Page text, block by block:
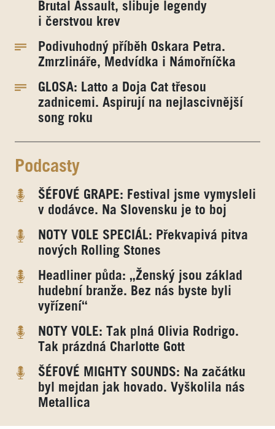
Brutal Assault, slibuje legendy
i čerstvou krev
Podivuhodný příběh Oskara Petra.
Zmrzlináře, Medvídka i Námořníčka
GLOSA: Latto a Doja Cat třesou
zadnicemi. Aspirují na nejlascivnější
song roku
Podcasty
ŠÉFOVÉ GRAPE: Festival jsme vymysleli
v dodávce. Na Slovensku je to boj
NOTY VOLE SPECIÁL: Překvapivá pitva
nových Rolling Stones
Headliner půda: „Ženský jsou základ
hudební branže. Bez nás byste byli
vyřízení“
NOTY VOLE: Tak plná Olivia Rodrigo.
Tak prázdná Charlotte Gott
ŠÉFOVÉ MIGHTY SOUNDS: Na začátku
byl mejdan jak hovado. Vyškolila nás
Metallica